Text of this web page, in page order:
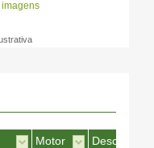
Motor Desc. Motor